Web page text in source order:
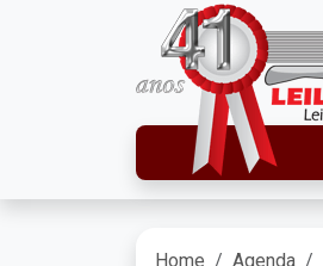
Home Agenda